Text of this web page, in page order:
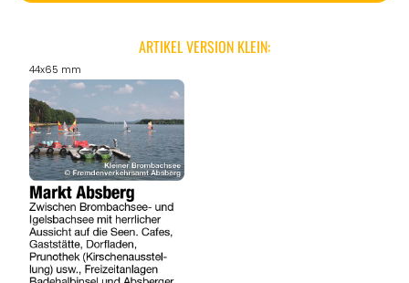
ARTIKEL VERSION KLEIN:
44x65 mm